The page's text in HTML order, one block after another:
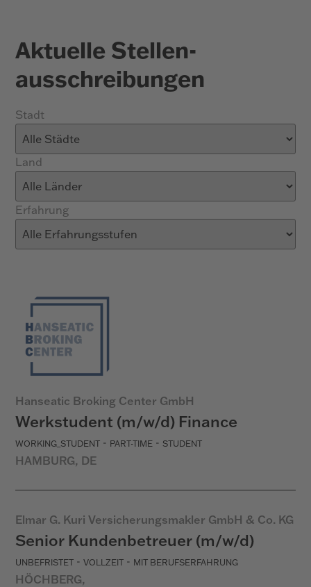
Aktuelle Stellen­
ausschreibungen
Stadt
Land
Erfahrung
Hanseatic Broking Center GmbH
Werkstudent (m/w/d) Finance
WORKING_STUDENT - PART-TIME - STUDENT
HAMBURG, DE
Elmar G. Kuri Versicherungsmakler GmbH & Co. KG
Senior Kundenbetreuer (m/w/d)
UNBEFRISTET -VOLLZEIT - MIT BERUFSERFAHRUNG
HÖCHBERG,